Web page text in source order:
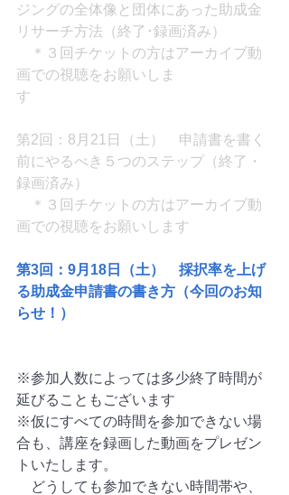
ジングの全体像と団体にあった助成金
リサーチ方法（終了･録画済み）
＊３回チケットの方はアーカイブ動
画での視聴をお願いしま
す
第2回：8月21日（土）　申請書を書く
前にやるべき５つのステップ（終了・
録画済み）
＊３回チケットの方はアーカイブ動
画での視聴をお願いします
第3回：9月18日（土）　採択率を上げ
る助成金申請書の書き方（今回のお知
らせ！）
※参加人数によっては多少終了時間が
延びることもございます
※仮にすべての時間を参加できない場
合も、講座を録画した動画をプレゼン
トいたします。
どうしても参加できない時間帯や、